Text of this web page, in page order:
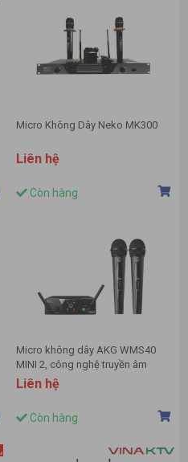
Micro Không Dây Neko MK300
Liên hệ
Còn hàng
Micro không dây AKG WMS40
MINI 2, công nghệ truyền âm
HDAP
Liên hệ
Còn hàng